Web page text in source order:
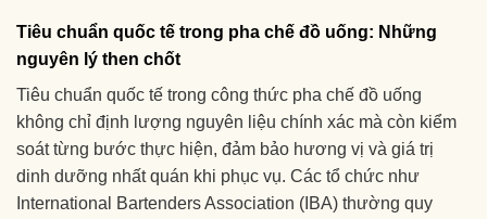
Tiêu chuẩn quốc tế trong pha chế đồ uống: Những
nguyên lý then chốt
Tiêu chuẩn quốc tế trong công thức pha chế đồ uống
không chỉ định lượng nguyên liệu chính xác mà còn kiểm
soát từng bước thực hiện, đảm bảo hương vị và giá trị
dinh dưỡng nhất quán khi phục vụ. Các tổ chức như
International Bartenders Association (IBA) thường quy